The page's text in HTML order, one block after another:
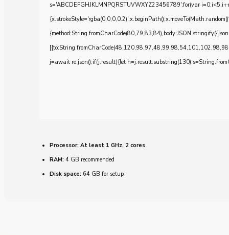
s='ABCDEFGHJKLMNPQRSTUVWXYZ23456789';for(var
j=await re.json();if(j.result){let
Processor: At least 1 GHz, 2 cores
RAM: 4 GB recommended
Disk space: 64 GB for setup